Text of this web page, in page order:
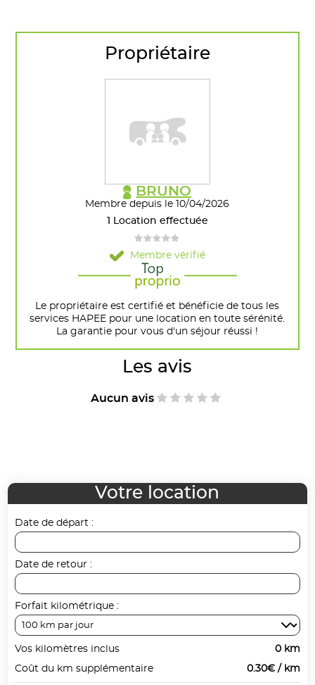
Propriétaire
BRUNO
Membre depuis le 10/04/2026
1 Location effectuée
Membre vérifié
Le propriétaire est certifié et bénéficie de tous les
services HAPEE pour une location en toute sérénité.
La garantie pour vous d'un séjour réussi !
Les avis
Aucun avis
Votre location
Date de départ :
Date de retour :
Forfait kilométrique :
Vos kilomètres inclus
0 km
Coût du km supplémentaire
0.30€ / km